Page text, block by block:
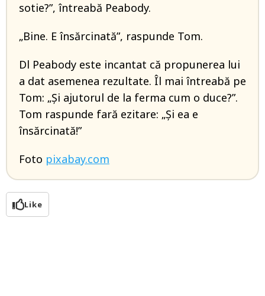
sotie?”, întreabă Peabody.
„Bine. E însărcinată”, raspunde Tom.
Dl Peabody este incantat că propunerea lui
a dat asemenea rezultate. Îl mai întreabă pe
Tom: „Și ajutorul de la ferma cum o duce?”.
Tom raspunde fară ezitare: „Și ea e
însărcinată!”
Foto pixabay.com
Like